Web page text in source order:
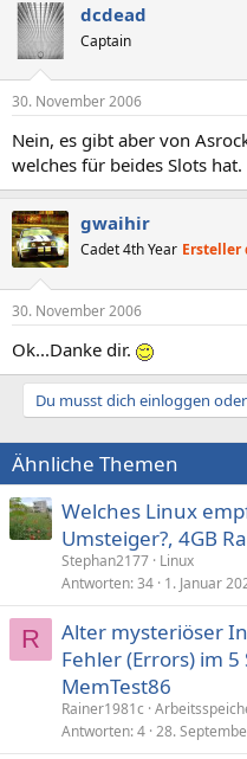
dcdead
Captain
30. November 2006
Nein, es gibt aber von
welches für beides Slots hat.
gwaihir
Cadet 4th Year Ersteller
30. November 2006
Ok...Danke dir.
Du musst dich einloggen
Ähnliche Themen
Welches Linux
Umsteiger?, 4GB
Stephan2177 Linux
Antworten 34 1. Januar
R
Alter mysteriöser
Fehler (Errors) im
MemTest86
Rainer1981c
Antworten 4 28.